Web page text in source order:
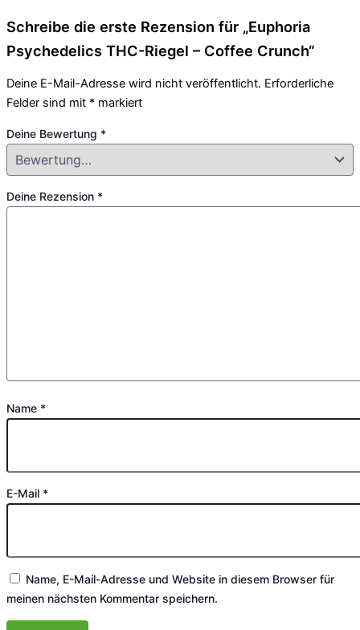
Schreibe die erste Rezension für „Euphoria
Psychedelics THC-Riegel – Coffee Crunch“
Deine E-Mail-Adresse wird nicht veröffentlicht. Erforderliche
Felder sind mit * markiert
Deine Bewertung *
Deine Rezension *
Name *
E-Mail *
Name, E-Mail-Adresse und Website in diesem Browser für
meinen nächsten Kommentar speichern.